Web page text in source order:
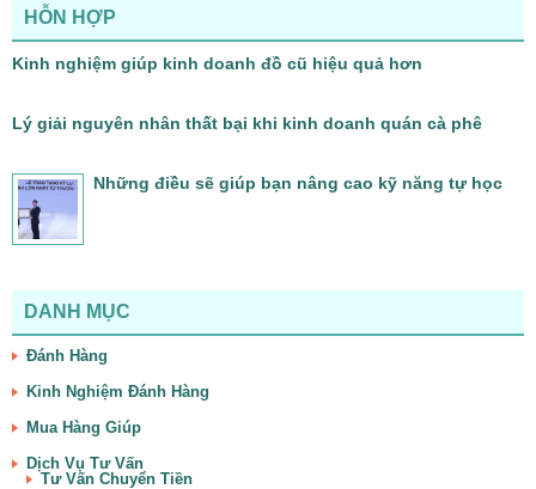
HỖN HỢP
Kinh nghiệm giúp kinh doanh đồ cũ hiệu quả hơn
Lý giải nguyên nhân thất bại khi kinh doanh quán cà phê
Những điều sẽ giúp bạn nâng cao kỹ năng tự học
DANH MỤC
Đánh Hàng
Kinh Nghiệm Đánh Hàng
Mua Hàng Giúp
Dịch Vụ Tư Vấn
Tư Vấn Chuyển Tiền